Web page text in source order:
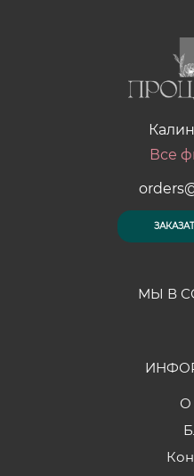
Все
МЫ В
О